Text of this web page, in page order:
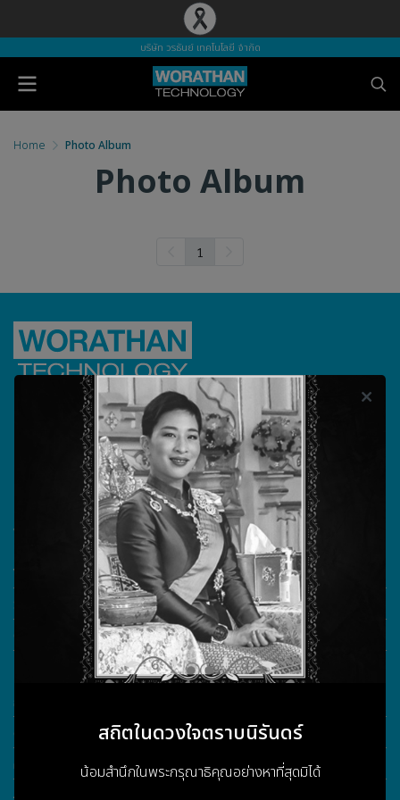
บริษัท วรธันย์ เทคโนโลยี จำกัด
Home Photo Album
Photo Album
1
บริษัท วรธันย์ เทคโนโลยี จำกัด
555/104 ถนนสุขาภิบาล 5 แขวงออเงิน เขตสายไหม
กรุงเทพมหานคร 10220
วันทำการ จันทร์ - ศุกร์ เวลา 08.30 - 17.30 น.
เลขประจำตัวผู้เสียภาษี 0105555180721
What More?
Video Conference
Smart Classroom
Online learning
Customer Service
การรับประกันสินค้า
ดาวน์โหลดข้อมูล
คำถามที่พบบ่อย / FAQ
About Us
สถิตในดวงใจตราบนิรันดร์
น้อมสำนึกในพระกรุณาธิคุณอย่างหาที่สุดมิได้